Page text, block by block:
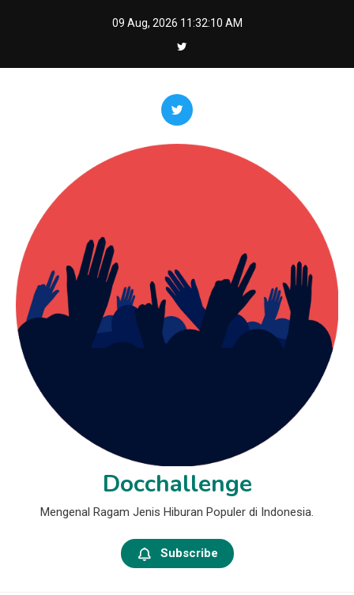
09 Aug, 2026 11:32:12 AM
Docchallenge
Mengenal Ragam Jenis Hiburan Populer di Indonesia.
Subscribe